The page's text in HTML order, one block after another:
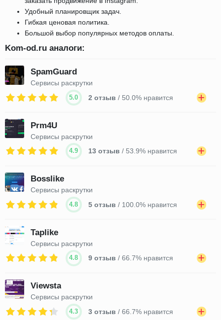
Удобный планировщик задач.
Гибкая ценовая политика.
Большой выбор популярных методов оплаты.
Kom-od.ru аналоги:
SpamGuard
Сервисы раскрутки
5.0 2 отзыв / 50.0% нравится
Prm4U
Сервисы раскрутки
4.9 13 отзыв / 53.9% нравится
Bosslike
Сервисы раскрутки
4.8 5 отзыв / 100.0% нравится
Taplike
Сервисы раскрутки
4.8 9 отзыв / 66.7% нравится
Viewsta
Сервисы раскрутки
4.3 3 отзыв / 66.7% нравится